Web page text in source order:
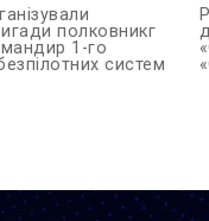
полковникг
1-го
систем